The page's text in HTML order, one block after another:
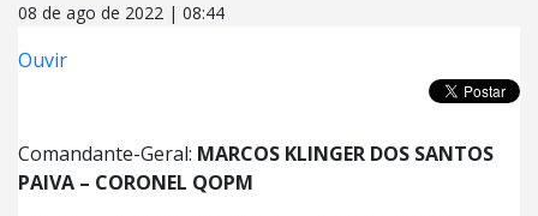
08 de ago de 2022 | 08:44
Ouvir
Comandante-Geral: MARCOS KLINGER DOS SANTOS
PAIVA – CORONEL QOPM